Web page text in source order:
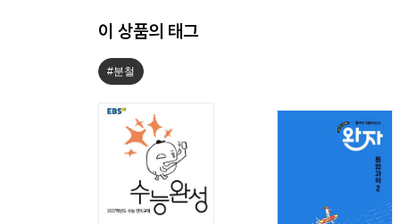
이 상품의 태그
#분철